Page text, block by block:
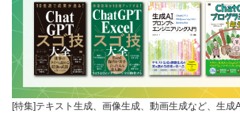
[特集]テキスト生成、画像生成、動画生成など、生